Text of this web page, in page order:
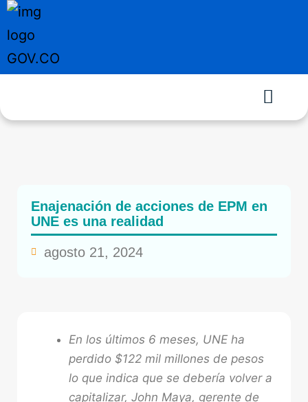
Enajenación de acciones de EPM en
UNE es una realidad
agosto 21, 2024
En los últimos 6 meses, UNE ha
perdido $122 mil millones de pesos
lo que indica que se debería volver a
capitalizar, John Maya, gerente de